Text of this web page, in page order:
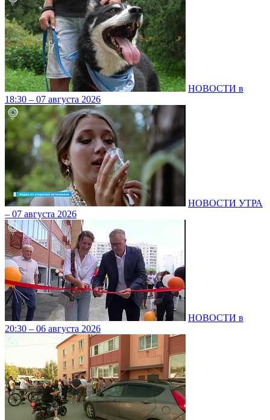
НОВОСТИ в
18:30 – 07 августа 2026
НОВОСТИ УТРА
– 07 августа 2026
НОВОСТИ в
20:30 – 06 августа 2026